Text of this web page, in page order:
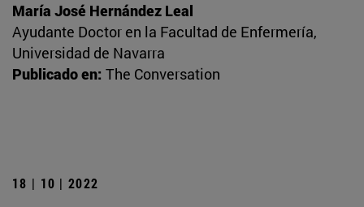
María José Hernández Leal
Ayudante Doctor en la Facultad de Enfermería,
Universidad de Navarra
Publicado en: The Conversation
18 | 10 | 2022